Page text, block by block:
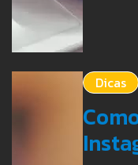
Dicas